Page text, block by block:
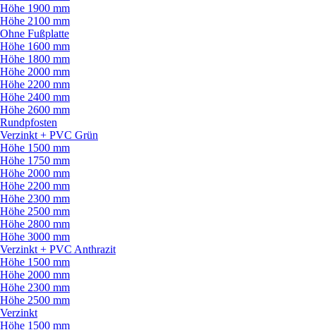
Höhe 1900 mm
Höhe 2100 mm
Ohne Fußplatte
Höhe 1600 mm
Höhe 1800 mm
Höhe 2000 mm
Höhe 2200 mm
Höhe 2400 mm
Höhe 2600 mm
Rundpfosten
Verzinkt + PVC Grün
Höhe 1500 mm
Höhe 1750 mm
Höhe 2000 mm
Höhe 2200 mm
Höhe 2300 mm
Höhe 2500 mm
Höhe 2800 mm
Höhe 3000 mm
Verzinkt + PVC Anthrazit
Höhe 1500 mm
Höhe 2000 mm
Höhe 2300 mm
Höhe 2500 mm
Verzinkt
Höhe 1500 mm